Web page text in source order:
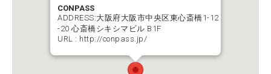
CONPASS
ADDRESS:大阪府大阪市中央区東心斎橋1-12
-20 心斎橋シキシマビル B1F
URL : http://conpass.jp/